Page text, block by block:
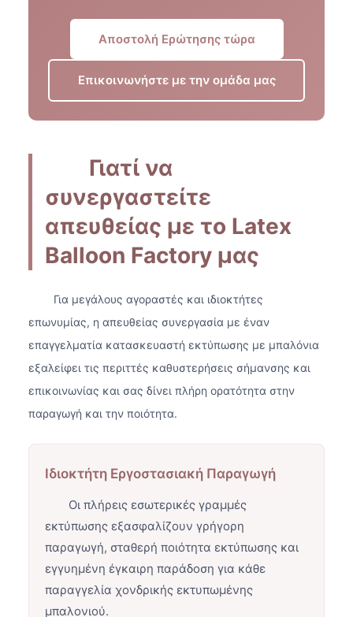
Αποστολή Ερώτησης τώρα
Επικοινωνήστε με την ομάδα μας
Γιατί να
συνεργαστείτε
απευθείας με το Latex
Balloon Factory μας
Για μεγάλους αγοραστές και ιδιοκτήτες
επωνυμίας, η απευθείας συνεργασία με έναν
επαγγελματία κατασκευαστή εκτύπωσης με μπαλόνια
εξαλείφει τις περιττές καθυστερήσεις σήμανσης και
επικοινωνίας και σας δίνει πλήρη ορατότητα στην
παραγωγή και την ποιότητα.
Ιδιοκτήτη Εργοστασιακή Παραγωγή
Οι πλήρεις εσωτερικές γραμμές
εκτύπωσης εξασφαλίζουν γρήγορη
παραγωγή, σταθερή ποιότητα εκτύπωσης και
εγγυημένη έγκαιρη παράδοση για κάθε
παραγγελία χονδρικής εκτυπωμένης
μπαλονιού.